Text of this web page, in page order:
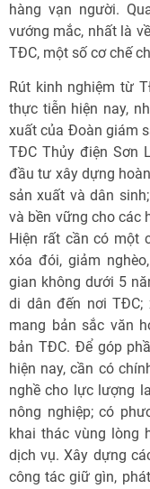
hàng vạn người.
vướng mắc, nhất là
TĐC, một số cơ chế
Rút kinh nghiệm từ
thực tiễn hiện nay,
xuất của Đoàn giám
TĐC Thủy điện Sơn
đầu tư xây dựng
sản xuất và dân
và bền vững cho các
Hiện rất cần có một
xóa đói, giảm
gian không dưới 5
di dân đến nơi TĐC;
mang bản sắc văn
bản TĐC. Để góp
hiện nay, cần có
nghề cho lực lượng
nông nghiệp; có
khai thác vùng lòng
dịch vụ. Xây dựng
công tác giữ gìn,